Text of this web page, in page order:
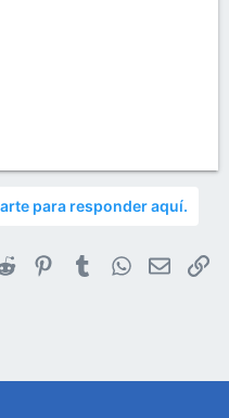
para responder aquí.
Reddit PinterestTumblrWhatsApp
Email